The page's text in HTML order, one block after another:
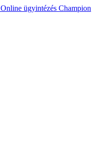
Online ügyintézés Champion